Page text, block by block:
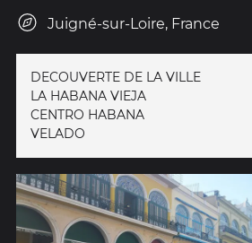
Juigné-sur-Loire, France
DECOUVERTE DE LA VILLE
LA HABANA VIEJA
CENTRO HABANA
VELADO